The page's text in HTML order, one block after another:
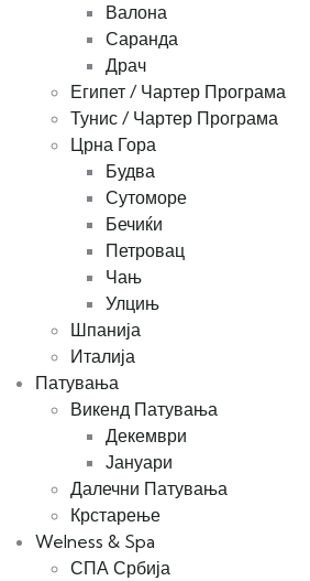
Валона
Саранда
Драч
Египет / Чартер Програма
Тунис / Чартер Програма
Црна Гора
Будва
Сутоморе
Бечиќи
Петровац
Чањ
Улцињ
Шпанија
Италија
Патувања
Викенд Патувања
Декември
Јануари
Далечни Патувања
Крстарење
Welness & Spa
СПА Србија